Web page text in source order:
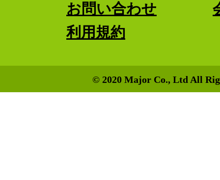
お問い合わせ
利用規約
© 2020 Major Co., Ltd All